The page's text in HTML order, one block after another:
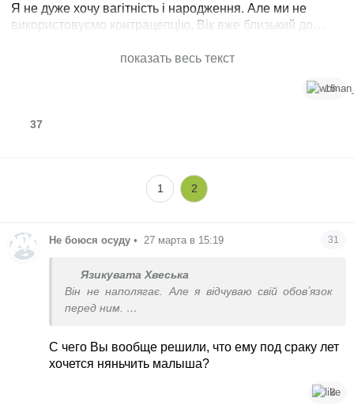
Я не дуже хочу вагітність і народження. Але ми не
використовуємо контрацепцію. Вік вже близький до
показать весь текст
15
37
1 2
Не боюся осуду • 27 марта в 15:19 31
Язикувата Хвеська
Він не наполягає. Але я відчуваю свій обовʼязок
перед ним.
І докоряю собі, що якщо я не зможу, то краще
нам розійтися.
С чего Вы вообще решили, что ему под сраку лет
хочется няньчить малыша?
3